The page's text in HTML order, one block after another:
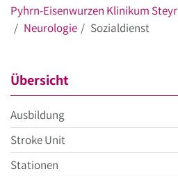
Pyhrn-Eisenwurzen Klinikum Steyr
Neurologie
Sozialdienst
Übersicht
Ausbildung
Stroke Unit
Stationen